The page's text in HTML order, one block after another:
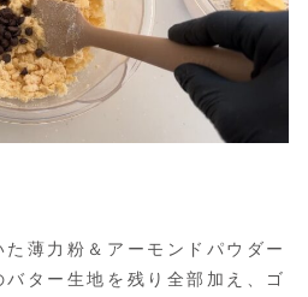
薄力粉＆アーモンドパウダー
ター生地を残り全部加え、ゴ